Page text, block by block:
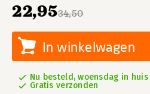
34,50
22,95
In winkelwagen
Nu besteld, woensdag in huis
Gratis verzonden